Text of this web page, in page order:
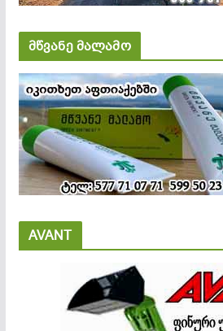
მწვანე მალამო
AVANT